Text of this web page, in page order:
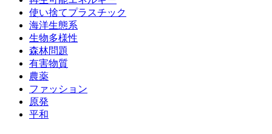
使い捨てプラスチック
海洋生態系
生物多様性
森林問題
有害物質
農薬
ファッション
原発
平和